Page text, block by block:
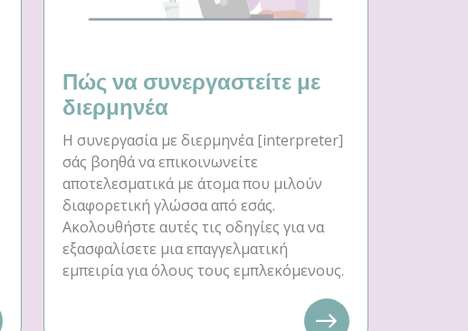
Πώς να συνεργαστείτε με
διερμηνέα
Η συνεργασία με διερμηνέα [interpreter]
σάς βοηθά να επικοινωνείτε
αποτελεσματικά με άτομα που μιλούν
διαφορετική γλώσσα από εσάς.
Ακολουθήστε αυτές τις οδηγίες για να
εξασφαλίσετε μια επαγγελματική
εμπειρία για όλους τους εμπλεκόμενους.